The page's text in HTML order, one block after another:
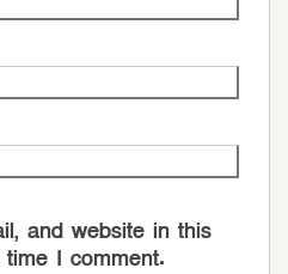
and website in this
I comment.